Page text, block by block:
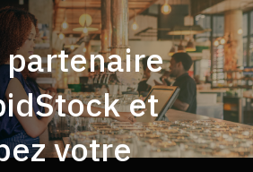
partenaire
et
votre